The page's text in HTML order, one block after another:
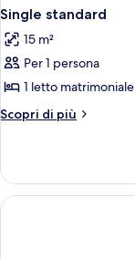
Single standard
15 m²
Per 1 persona
1 letto matrimoniale
Scopri di più
Altri
standard